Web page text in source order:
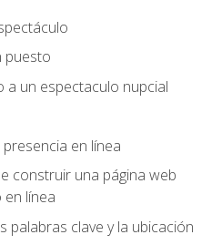
puesto
a un espectaculo nupcial
en línea
construir una página web
línea
palabras clave y la ubicación